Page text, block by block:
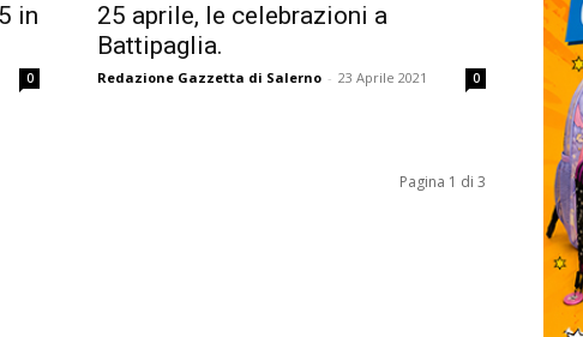
in
0
25 aprile, le celebrazioni a
Battipaglia.
Redazione Gazzetta di Salerno - 23 Aprile 2021 0
Pagina 1 di 3